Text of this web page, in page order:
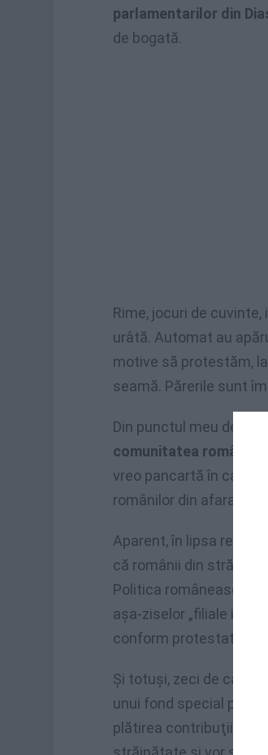
parlamentarilor din
de bogată.
Rime, jocuri de
urâtă. Automat au
motive să protestăm,
seamă. Părerile sunt
Din punctul meu de
comunitatea
vreo pancartă în care
românilor din afara ţării.
Aparent, în lipsa
că românii din
Politica românească e
aşa-ziselor „filiale
conform
Şi totuşi, zeci de
unui fond special
plătirea contribuţiilor la